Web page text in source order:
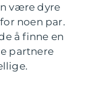
være dyre
noen par.
å finne en
partnere